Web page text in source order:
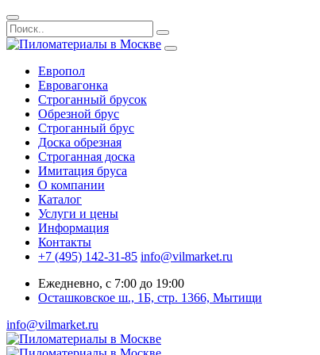
Европол
Евровагонка
Строганный брусок
Обрезной брус
Строганный брус
Доска обрезная
Строганная доска
Имитация бруса
О компании
Каталог
Услуги и цены
Информация
Контакты
+7 (495) 142-31-85 info@vilmarket.ru
Ежедневно, с 7:00 до 19:00
Осташковское ш., 1Б, стр. 1366, Мытищи
info@vilmarket.ru